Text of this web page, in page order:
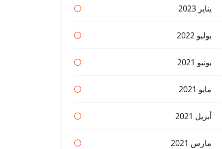
يناير 2023
يوليو 2022
يونيو 2021
مايو 2021
أبريل 2021
مارس 2021